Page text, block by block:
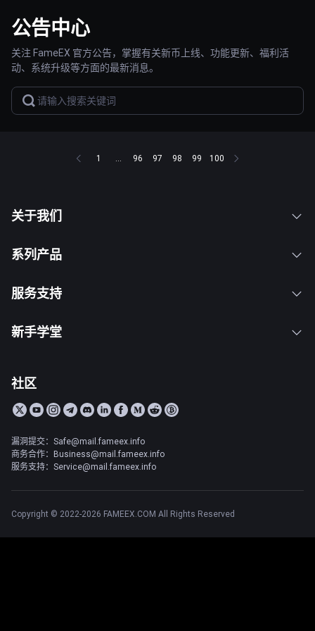
公告中心
关注 FameEX 官方公告，掌握有关新币上线、功能更新、福利活
动、系统升级等方面的最新消息。
1 ... 96 97 98 99 100
关于我们
系列产品
服务支持
新手学堂
社区
漏洞提交：Safe@mail.fameex.info
商务合作：Business@mail.fameex.info
服务支持：Service@mail.fameex.info
Copyright © 2022-2026 FAMEEX.COM All Rights Reserved